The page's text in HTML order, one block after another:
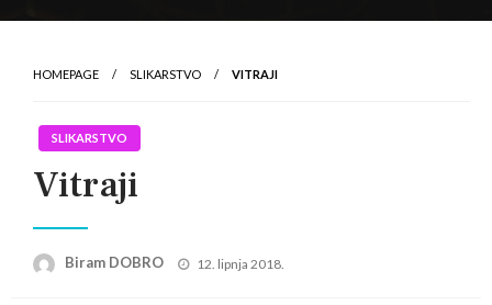
HOMEPAGE SLIKARSTVO VITRAJI
SLIKARSTVO
Vitraji
Biram DOBRO
Posted
12. lipnja 2018.